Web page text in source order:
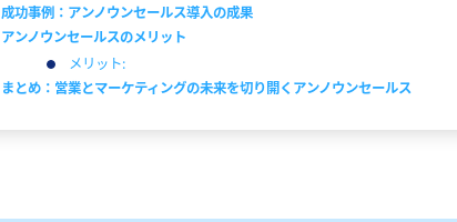
成功事例：アンノウンセールス導入の成果
アンノウンセールスのメリット
メリット:
まとめ：営業とマーケティングの未来を切り開くアンノウンセールス